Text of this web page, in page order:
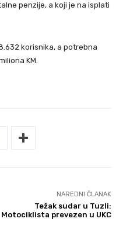
penzije, a koji je na isplati
korisnika, a potrebna
KM.
NAREDNI ČLANAK
Težak sudar u Tuzli:
Motociklista prevezen u UKC